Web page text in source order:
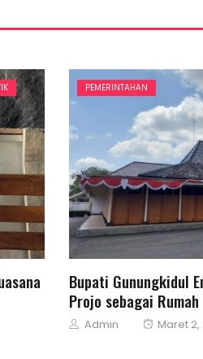
PEMERINTAHAN
Bupati Gunungkidul
Projo sebagai
Author
Admin
Posted
Maret 2,